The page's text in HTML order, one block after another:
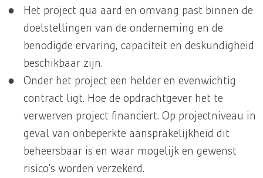
Het project qua aard en omvang past binnen de
doelstellingen van de onderneming en de
benodigde ervaring, capaciteit en deskundigheid
beschikbaar zijn.
Onder het project een helder en evenwichtig
contract ligt. Hoe de opdrachtgever het te
verwerven project financiert. Op projectniveau in
geval van onbeperkte aansprakelijkheid dit
beheersbaar is en waar mogelijk en gewenst
risico’s worden verzekerd.